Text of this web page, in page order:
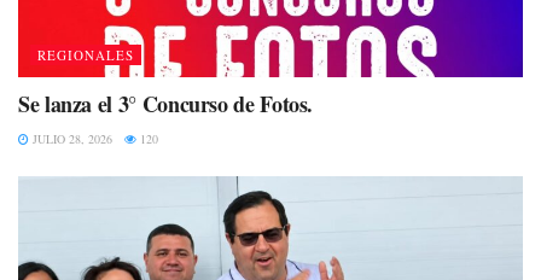
REGIONALES
Se lanza el 3° Concurso de Fotos.
JULIO 28, 2026 120